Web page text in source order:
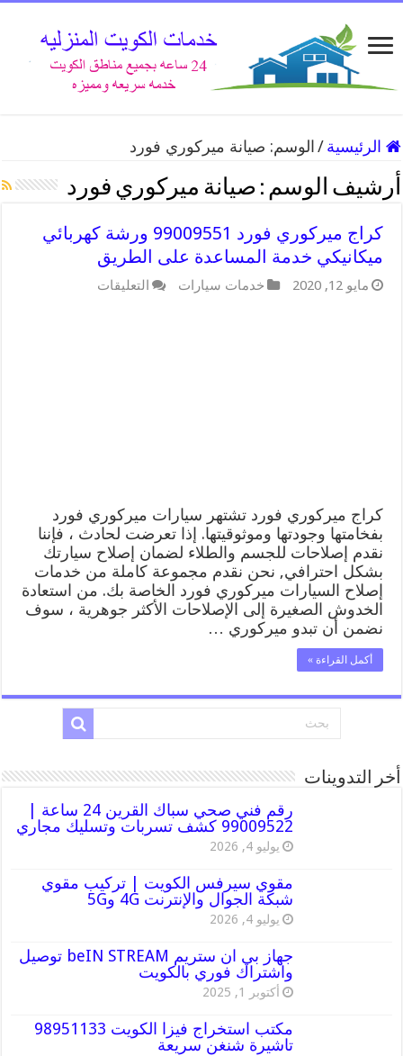
الرئيسية / الوسم: صيانة ميركوري فورد
أرشيف الوسم : صيانة ميركوري فورد
كراج ميركوري فورد 99009551 ورشة كهربائي
ميكانيكي خدمة المساعدة على الطريق
مايو 12, 2020 خدمات سيارات التعليقات
كراج ميركوري فورد تشتهر سيارات ميركوري فورد
بفخامتها وجودتها وموثوقيتها. إذا تعرضت لحادث ، فإننا
نقدم إصلاحات للجسم والطلاء لضمان إصلاح سيارتك
بشكل احترافي, نحن نقدم مجموعة كاملة من خدمات
إصلاح السيارات ميركوري فورد الخاصة بك. من استعادة
الخدوش الصغيرة إلى الإصلاحات الأكثر جوهرية ، سوف
نضمن أن تبدو ميركوري …
أكمل القراءة »
أخر التدوينات
رقم فني صحي سباك القرين 24 ساعة |
99009522 كشف تسربات وتسليك مجاري
يوليو 4, 2026
مقوي سيرفس الكويت | تركيب مقوي
شبكة الجوال والإنترنت 4G و5G
يوليو 4, 2026
جهاز بي ان ستريم beIN STREAM توصيل
واشتراك فوري بالكويت
أكتوبر 1, 2025
مكتب استخراج فيزا الكويت 98951133
تاشيرة شنغن سريعة